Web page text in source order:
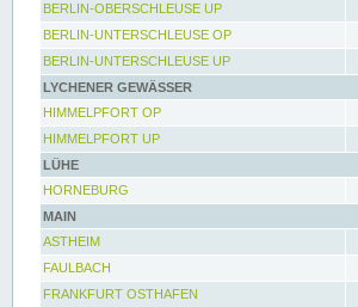
BERLIN-OBERSCHLEUSE UP
BERLIN-UNTERSCHLEUSE OP
BERLIN-UNTERSCHLEUSE UP
LYCHENER GEWÄSSER
HIMMELPFORT OP
HIMMELPFORT UP
LÜHE
HORNEBURG
MAIN
ASTHEIM
FAULBACH
FRANKFURT OSTHAFEN